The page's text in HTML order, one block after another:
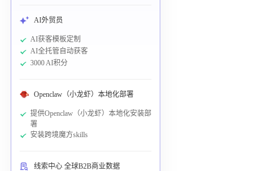
AI外贸员
AI获客模板定制
AI全托管自动获客
3000 AI积分
Openclaw（小龙虾）本地化部署
提供Openclaw（小龙虾）本地化安装部
署
安装跨境魔方skills
线索中心 全球B2B商业数据